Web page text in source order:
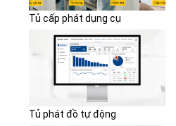
Tủ cấp phát dụng cụ
Tủ phát đồ tự động